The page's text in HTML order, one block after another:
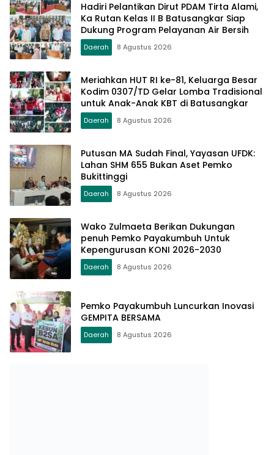
Hadiri Pelantikan Dirut PDAM Tirta Alami,
Ka Rutan Kelas II B Batusangkar Siap
Dukung Program Pelayanan Air Bersih
Daerah 8 Agustus 2026
Meriahkan HUT RI ke-81, Keluarga Besar
Kodim 0307/TD Gelar Lomba Tradisional
untuk Anak-Anak KBT di Batusangkar
Daerah 8 Agustus 2026
Putusan MA Sudah Final, Yayasan UFDK:
Lahan SHM 655 Bukan Aset Pemko
Bukittinggi
Daerah 8 Agustus 2026
Wako Zulmaeta Berikan Dukungan
penuh Pemko Payakumbuh Untuk
Kepengurusan KONI 2026-2030
Daerah 8 Agustus 2026
Pemko Payakumbuh Luncurkan Inovasi
GEMPITA BERSAMA
Daerah 8 Agustus 2026